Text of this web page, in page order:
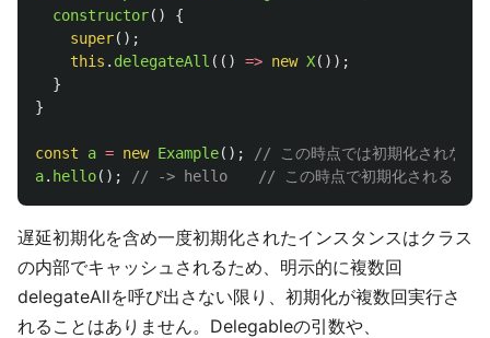
constructor()
{
super();
this . delegateAll (() => new X());
}
}
const a = new Example();
// この時点では初期化されない
a. hello(); // -> hello　　// この時点で初期化される
遅延初期化を含め一度初期化されたインスタンスはクラス
の内部でキャッシュされるため、明示的に複数回
delegateAllを呼び出さない限り、初期化が複数回実行さ
れることはありません。Delegableの引数や、